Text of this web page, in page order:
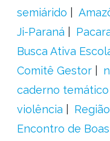
semiárido
Ji-Paraná
Busca Ativa
Comitê Gestor
caderno temático
violência
Encontro de